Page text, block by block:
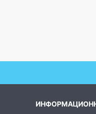
В
обновили
На
метровом